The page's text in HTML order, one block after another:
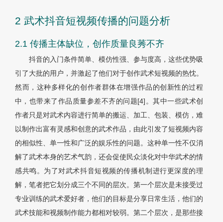
2 武术抖音短视频传播的问题分析
2.1 传播主体缺位，创作质量良莠不齐
抖音的入门条件简单、模仿性强、参与度高，这些优势吸
引了大批的用户，并激起了他们对于创作武术短视频的热忱。
然而，这种多样化的创作者群体在增强作品的创新性的过程
中，也带来了作品质量参差不齐的问题[4]。其中一些武术创
作者只是对武术内容进行简单的搬运、加工、包装、模仿，难
以制作出富有灵感和创意的武术作品，由此引发了短视频内容
的相似性、单一性和广泛的娱乐性的问题。这种单一性不仅消
解了武术本身的艺术气韵，还会促使民众淡化对中华武术的情
感共鸣。为了对武术抖音短视频的传播机制进行更深度的理
解，笔者把它划分成三个不同的层次。第一个层次是未接受过
专业训练的武术爱好者，他们的目标是分享日常生活，他们的
武术技能和视频制作能力都相对较弱。第二个层次，是那些接